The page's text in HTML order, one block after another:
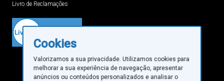
Livro de Reclamações
Cookies
Valorizamos a sua privacidade. Utilizamos cookies para
melhorar a sua experiência de navegação, apresentar
anúncios ou conteúdos personalizados e analisar o